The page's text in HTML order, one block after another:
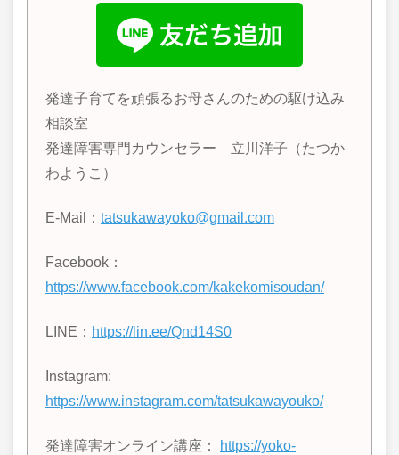
発達子育てを頑張るお母さんのための駆け込み
相談室
発達障害専門カウンセラー 立川洋子（たつか
わようこ）
E-Mail： tatsukawayoko@gmail.com
Facebook：
https://www.facebook.com/kakekomisoudan/
LINE ： https://lin.ee/Qnd14S0
Instagram:
https://www.instagram.com/tatsukawayouko/
発達障害オンライン講座：
https://yoko-